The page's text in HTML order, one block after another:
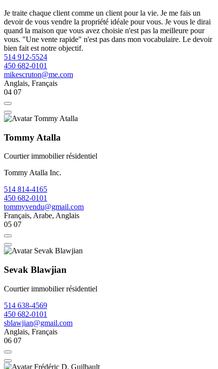
Je traite chaque client comme un client pour la vie. Je me fais un
devoir de vous vendre la propriété idéale pour vous. Je vous le dirai
quand la maison que vous avez choisie n'est pas la meilleure pour
vous. "Une vente rapide" n'est pas dans mon vocabulaire. Le devoir
bien fait est notre objectif.
514 912-5524
450 682-0101
mikescruton@me.com
Anglais, Français
04 07
Tommy Atalla
Courtier immobilier résidentiel
Tommy Atalla Inc.
514 814-4165
450 682-0101
tommyvendu@gmail.com
Français, Arabe, Anglais
05 07
Sevak Blawjian
Courtier immobilier résidentiel
514 638-4569
450 682-0101
sblawjian@gmail.com
Anglais, Français
06 07